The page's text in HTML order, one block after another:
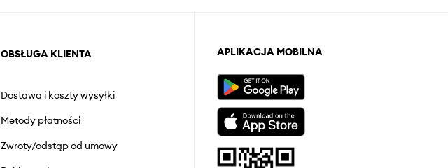
OBSŁUGA KLIENTA
Dostawa i koszty wysyłki
Metody płatności
Zwroty/odstąp od umowy
APLIKACJA MOBILNA